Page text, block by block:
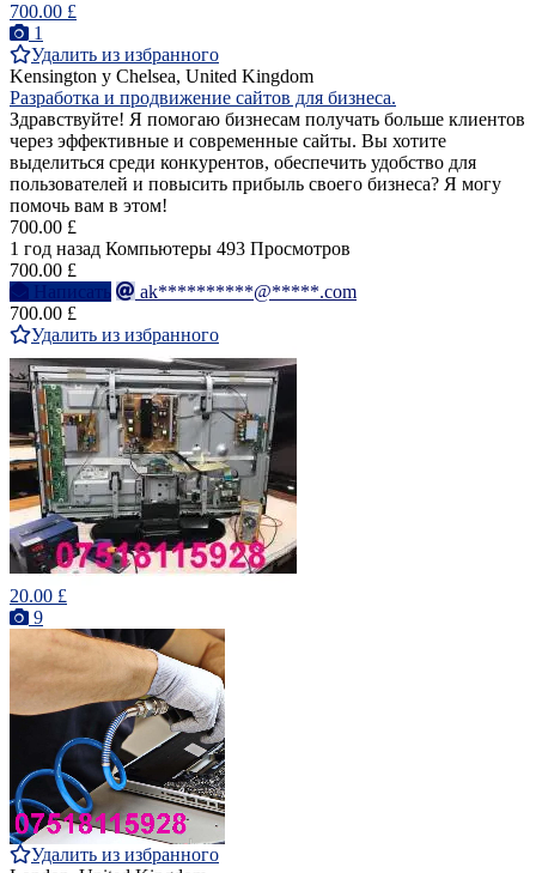
700.00 £
1
Удалить из избранного
Kensington y Chelsea, United Kingdom
Разработка и продвижение сайтов для бизнеса.
Здравствуйте! Я помогаю бизнесам получать больше клиентов
через эффективные и современные сайты. Вы хотите
выделиться среди конкурентов, обеспечить удобство для
пользователей и повысить прибыль своего бизнеса? Я могу
помочь вам в этом!
700.00 £
1 год назад Компьютеры 493 Просмотров
700.00 £
Написать
ak**********@*****.com
700.00 £
Удалить из избранного
20.00 £
9
Удалить из избранного